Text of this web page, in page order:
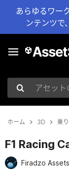
あらゆるワー
ンテンツで
アセットの検索
ホーム 3D 乗
F1 Racing
Firadzo Assets